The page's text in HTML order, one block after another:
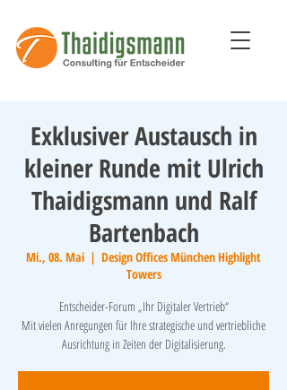
Exklusiver Austausch in
kleiner Runde mit Ulrich
Thaidigsmann und Ralf
Bartenbach
Mi., 08. Mai
  |
Design Offices München Highlight
Towers
Entscheider-Forum „Ihr Digitaler Vertrieb“
Mit vielen Anregungen für Ihre strategische und vertriebliche
Ausrichtung in Zeiten der Digitalisierung.